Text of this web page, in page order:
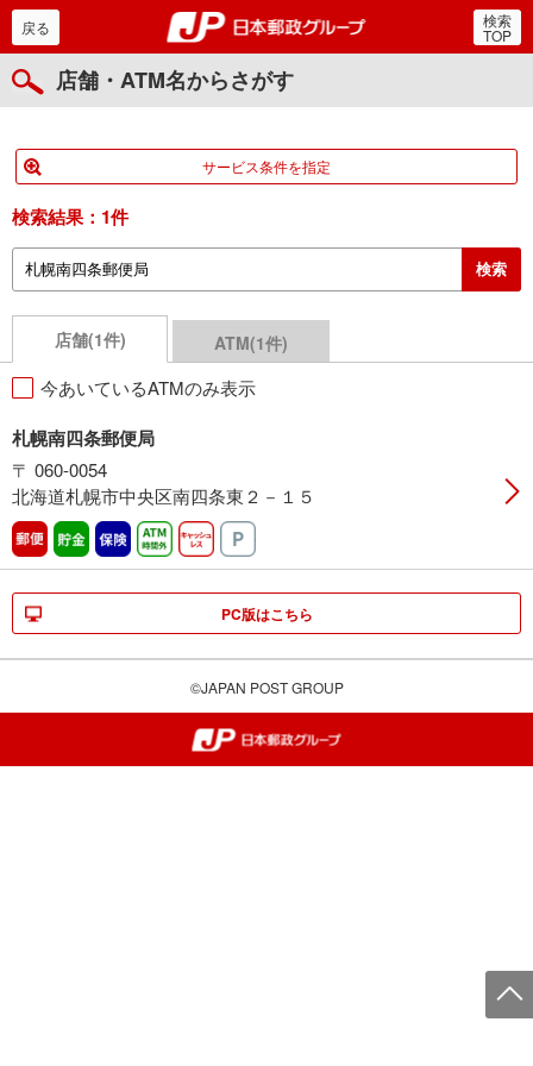
郵便局・日本郵政グルー
戻る 検索
TOP
店舗・ATM名からさがす
サービス条件を指定
検索結果： 1件
店舗(1件) ATM(1件)
今あいているATMのみ表示
札幌南四条郵便局
〒 060-0054
北海道札幌市中央区南四条東２－１５
郵便 貯金 保険 ATM時間外キャッシュレス
PC版はこちら
©JAPAN POST GROUP